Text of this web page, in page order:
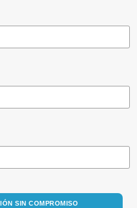
SIN COMPROMISO